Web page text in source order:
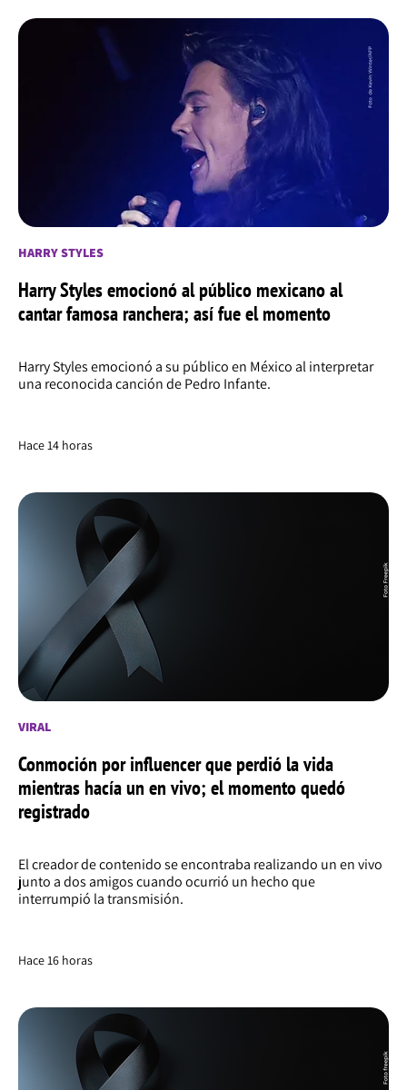
HARRY STYLES
Harry Styles emocionó al público mexicano al
cantar famosa ranchera; así fue el momento
Harry Styles emocionó a su público en México al interpretar
una reconocida canción de Pedro Infante.
Hace 14 horas
VIRAL
Conmoción por influencer que perdió la vida
mientras hacía un en vivo; el momento quedó
registrado
El creador de contenido se encontraba realizando un en vivo
junto a dos amigos cuando ocurrió un hecho que
interrumpió la transmisión.
Hace 16 horas